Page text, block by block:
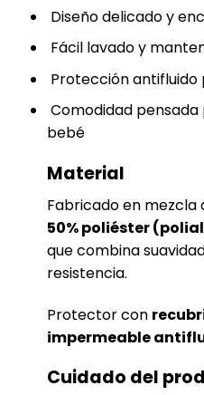
Diseño delicado y
Fácil lavado y
Protección antifluido
Comodidad
bebé
Material
Fabricado en mezcla
50% poliéster
que combina
resistencia.
Protector con
impermeable
Cuidado del